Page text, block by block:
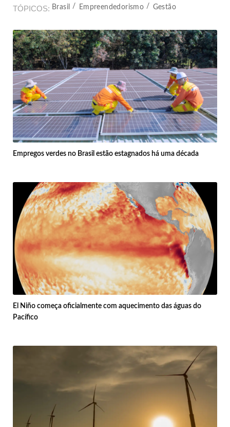
TÓPICOS Brasil Empreendedorismo Gestão
Empregos verdes no Brasil estão estagnados há uma década
El Niño começa oficialmente com aquecimento das águas do
Pacífico